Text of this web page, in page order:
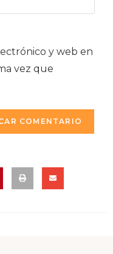
y web en
vez que